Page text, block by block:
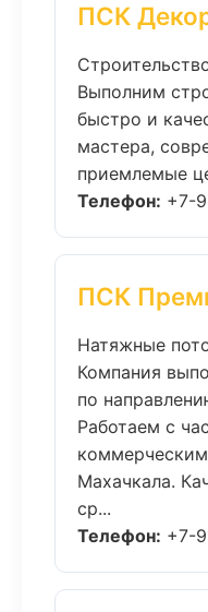
ПСК
Выполним
быстро и
мастера,
приемлемые
Телефон: +7-
ПСК
Натяжные
Компания
по
Работаем с
Махачкала.
ср...
Телефон: +7-